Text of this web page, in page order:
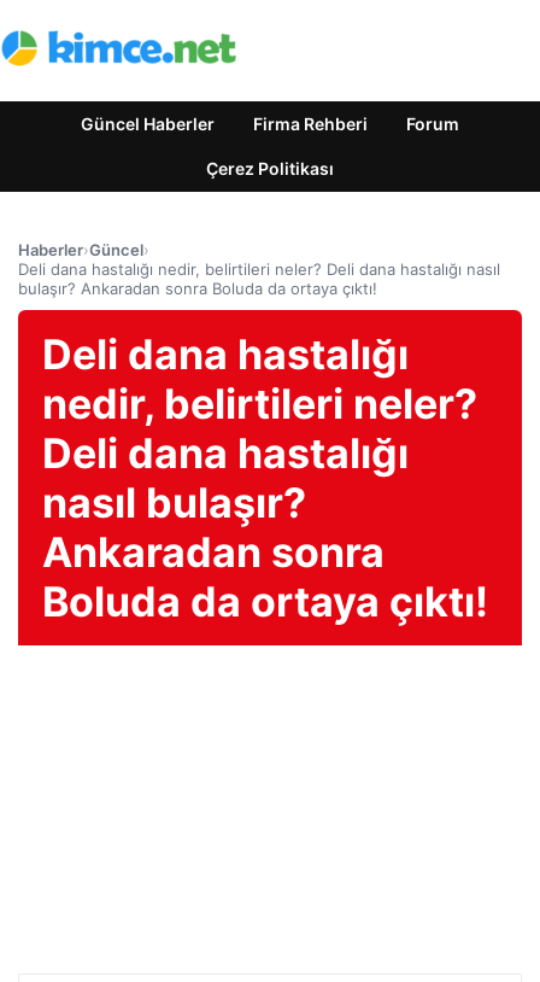
Güncel Haberler Firma Rehberi Forum
Çerez Politikası
Haberler›Güncel›
Deli dana hastalığı nedir, belirtileri neler? Deli dana hastalığı nasıl
bulaşır? Ankaradan sonra Boluda da ortaya çıktı!
Deli dana hastalığı
nedir, belirtileri neler?
Deli dana hastalığı
nasıl bulaşır?
Ankaradan sonra
Boluda da ortaya çıktı!